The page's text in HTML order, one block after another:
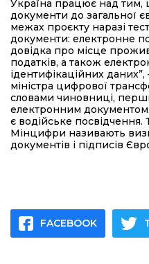
Україна працює над тим,
документи до загальної
межах проєкту наразі
документи: електронне
довідка про місце
податків, а також
ідентифікаційних
міністра цифрової
словами чиновниці,
електронним
є водійське
Мінцифри називають
документів і підписів
FACEBOOK